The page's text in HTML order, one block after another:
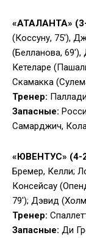
«АТАЛАНТА»
(Коссуну, 75′),
(Белланова,
Кетеларе
Скамакка
Тренер:
Запасные:
Самарджич,
«ЮВЕНТУС» (4-
Бремер, Келли;
Консейсау
79′); Дэвид
Тренер:
Запасные: Ди